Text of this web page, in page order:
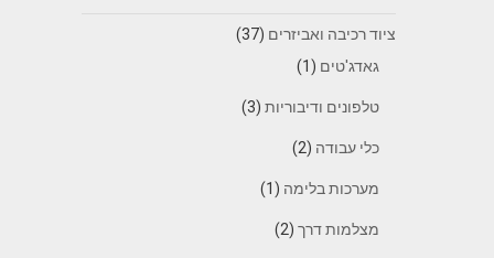
ציוד רכיבה ואביזרים (37)
גאדג'טים (1)
טלפונים ודיבוריות(3)
כלי עבודה (2)
מערכות בלימה (1)
מצלמות דרך(2)